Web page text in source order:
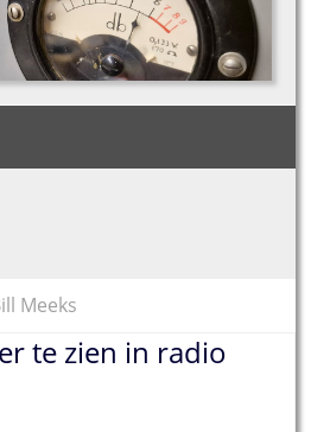
Meeks
te zien in radio